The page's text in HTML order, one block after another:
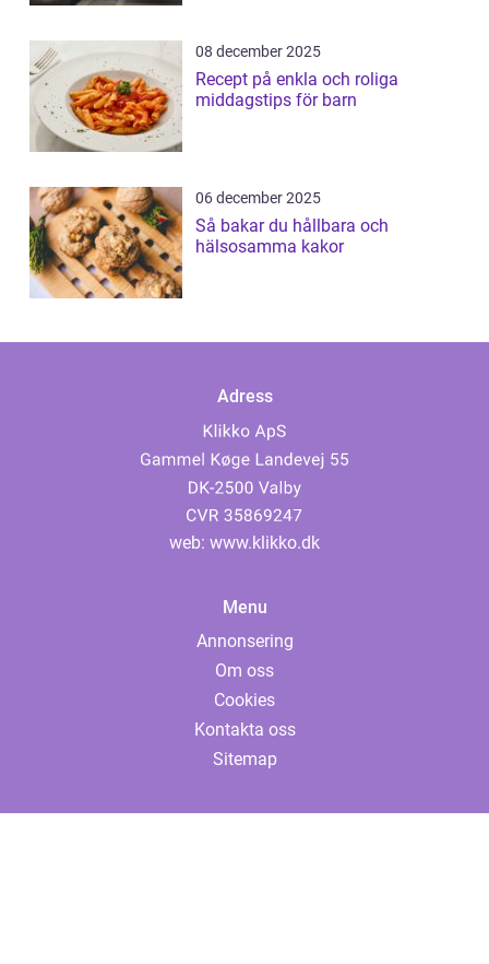
08 december 2025
Recept på enkla och roliga
middagstips för barn
06 december 2025
Så bakar du hållbara och
hälsosamma kakor
Adress
web: www.klikko.dk
Menu
Annonsering
Om oss
Cookies
Kontakta oss
Sitemap